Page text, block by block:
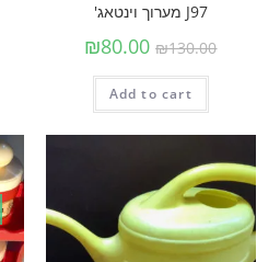
J97 מערוך וינטאג'
₪130.00
₪80.00
Add to cart